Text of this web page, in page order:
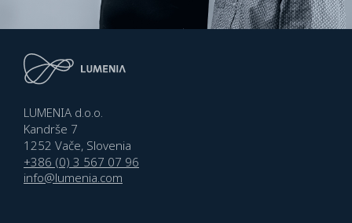
LUMENIA d.o.o.
Kandrše 7
1252 Vače, Slovenia
+386 (0) 3 567 07 96
info@lumenia.com